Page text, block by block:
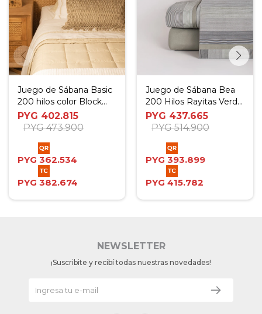
Juego de Sábana Basic
200 hilos color Block
Blanco Beige - Twin
PYG 402.815
PYG 473.900
PYG 362.534
PYG 382.674
Juego de Sábana Bea
200 Hilos Rayitas Verde
- Twin
PYG 437.665
PYG 514.900
PYG 393.899
PYG 415.782
NEWSLETTER
¡Suscribite y recibí todas nuestras novedades!